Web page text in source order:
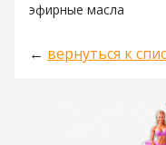
эфирные масла
← вернуться к